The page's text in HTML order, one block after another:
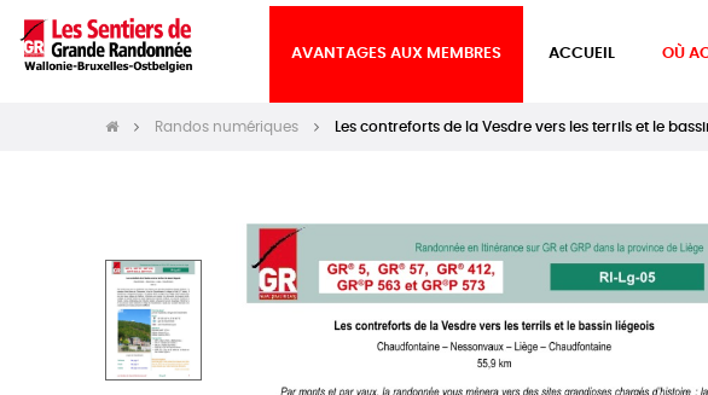
AVANTAGES AUX MEMBRES ACCUEIL OÙ
Randos numériques Les contreforts de la Vesdre vers les terrils et le